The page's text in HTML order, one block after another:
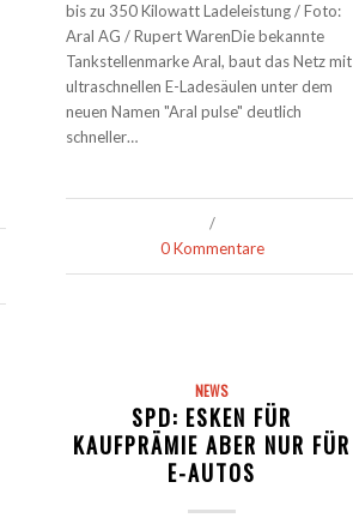
bis zu 350 Kilowatt Ladeleistung / Foto:
Aral AG / Rupert WarenDie bekannte
Tankstellenmarke Aral, baut das Netz mit
ultraschnellen E-Ladesäulen unter dem
neuen Namen "Aral pulse" deutlich
schneller…
/
0 Kommentare
NEWS
SPD: ESKEN FÜR
KAUFPRÄMIE ABER NUR FÜR
E-AUTOS